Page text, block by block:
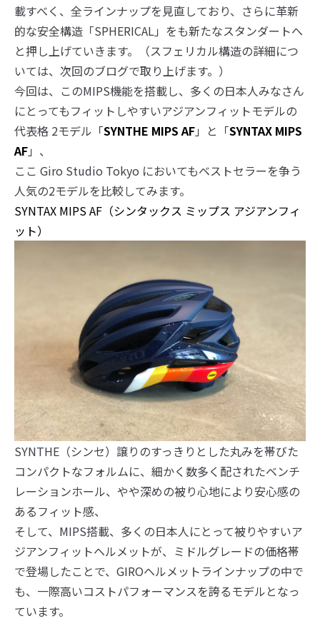
載すべく、全ラインナップを見直しており、さらに革新
的な安全構造「SPHERICAL」をも新たなスタンダートへ
と押し上げていきます。（スフェリカル構造の詳細につ
いては、次回のブログで取り上げます。）
今回は、このMIPS機能を搭載し、多くの日本人みなさん
にとってもフィットしやすいアジアンフィットモデルの
代表格 2モデル「SYNTHE MIPS AF」と「SYNTAX MIPS
AF」、
ここ Giro Studio Tokyo においてもベストセラーを争う
人気の2モデルを比較してみます。
SYNTAX MIPS AF（シンタックス ミップス アジアンフィ
ット）
SYNTHE（シンセ）譲りのすっきりとした丸みを帯びた
コンパクトなフォルムに、細かく数多く配されたベンチ
レーションホール、やや深めの被り心地により安心感の
あるフィット感、
そして、MIPS搭載、多くの日本人にとって被りやすいア
ジアンフィットヘルメットが、ミドルグレードの価格帯
で登場したことで、GIROヘルメットラインナップの中で
も、一際高いコストパフォーマンスを誇るモデルとなっ
ています。